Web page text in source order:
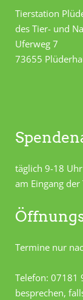
Tierstation
des Tier- und
Uferweg 7
73655
täglich 9-18
am Eingang
Termine nur
Telefon: 07181
besprechen,